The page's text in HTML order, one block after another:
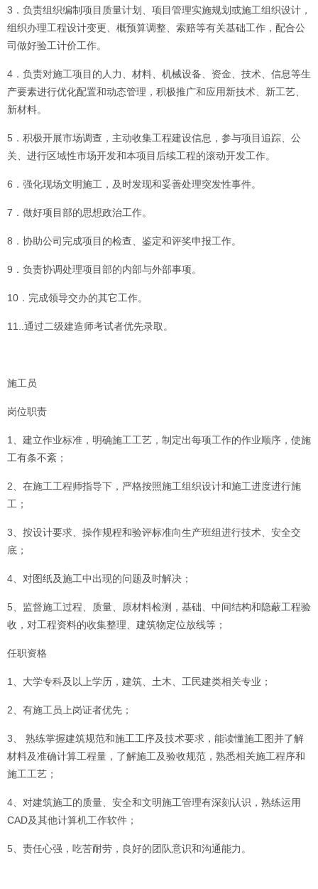
3．负责组织编制项目质量计划、项目管理实施规划或施工组织设计，
组织办理工程设计变更 、概预算调整、索赔等有关基础工作，配合公
司做好验工计价工作。
4．负责对施工项目的人力、材料、机械设备、资金、技术、信息等生
产要素进行优化配置和动态管理，积极推广和应用新技术、新工艺、
新材料。
5．积极开展市场调查，主动收集工程建设信息，参与项目追踪、公
关、进行区域性市场开发和本项目后续工程的滚动开发工作。
6．强化现场文明施工，及时发现和妥善处理突发性事件。
7．做好项目部的思想政治工作。
8．协助公司完成项目的检查、鉴定和评奖申报工作。
9．负责协调处理项目部的内部与外部事项。
10．完成领导交办的其它工作。
11..通过二级建造师考试者优先录取。
施工员
岗位职责
1、建立作业标准，明确施工工艺，制定出每项工作的作业顺序，使施
工有条不紊；
2、在施工工程师指导下，严格按照施工组织设计和施工进度进行施
工；
3、按设计要求、操作规程和验评标准向生产班组进行技术、安全交
底；
4、对图纸及施工中出现的问题及时解决；
5、监督施工过程、质量、原材料检测，基础、中间结构和隐蔽工程验
收，对工程资料的收集整理、建筑物定位放线等；
任职资格
1、大学专科及以上学历，建筑、土木、工民建类相关专业；
2、有施工员上岗证者优先；
3、 熟练掌握建筑规范和施工工序及技术要求，能读懂施工图并了解
材料及准确计算工程量，了解施工及验收规范，熟悉相关施工程序和
施工工艺；
4、对建筑施工的质量、安全和文明施工管理有深刻认识，熟练运用
CAD及其他计算机工作软件；
5、责任心强，吃苦耐劳，良好的团队意识和沟通能力。